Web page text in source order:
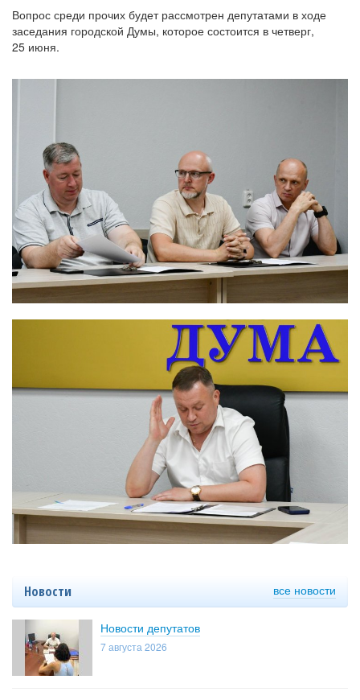
Вопрос среди прочих будет рассмотрен депутатами в ходе
заседания городской Думы, которое состоится в четверг,
25 июня.
Новости все новости
Новости депутатов
7 августа 2026